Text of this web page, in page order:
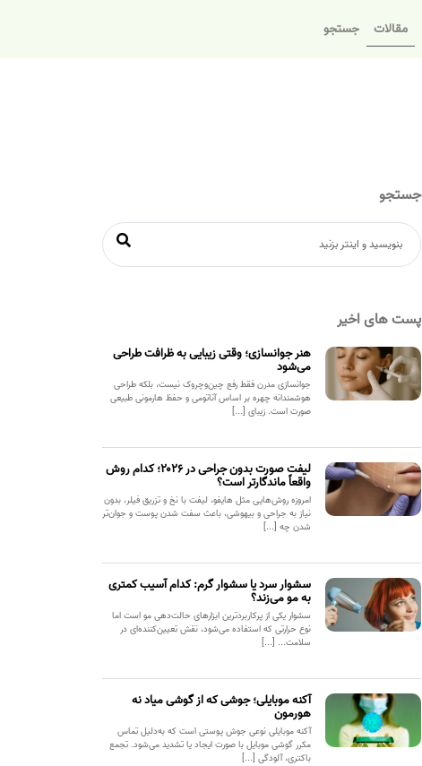
مقالات جستجو
جستجو
پست های اخیر
هنر جوانسازی؛ وقتی زیبایی به ظرافت طراحی
می‌شود
جوانسازی مدرن فقط رفع چین‌وچروک نیست، بلکه طراحی
هوشمندانه چهره بر اساس آناتومی و حفظ هارمونی طبیعی
صورت است. زیبای [...]
لیفت صورت بدون جراحی در ۲۰۲۶؛ کدام روش
واقعاً ماندگارتر است؟
امروزه روش‌هایی مثل هایفو، لیفت با نخ و تزریق فیلر، بدون
نیاز به جراحی و بیهوشی، باعث سفت شدن پوست و جوان‌تر
شدن چه [...]
سشوار سرد یا سشوار گرم: کدام آسیب کمتری
به مو می‌زند؟
سشوار یکی از پرکاربردترین ابزارهای حالت‌دهی مو است اما
نوع حرارتی که استفاده می‌شود، نقش تعیین‌کننده‌ای در
سلامت... [...]
آکنه موبایلی؛ جوشی که از گوشی میاد نه
هورمون
آکنه موبایلی نوعی جوش پوستی است که به‌دلیل تماس
مکرر گوشی موبایل با صورت ایجاد یا تشدید می‌شود. تجمع
باکتری، آلودگی [...]